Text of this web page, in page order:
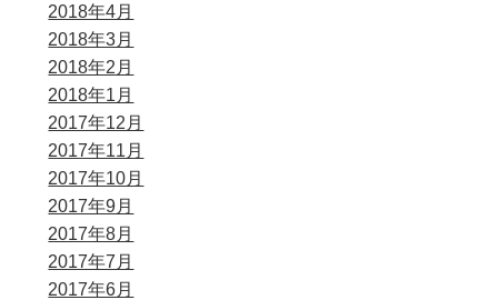
2018年4月
2018年3月
2018年2月
2018年1月
2017年12月
2017年11月
2017年10月
2017年9月
2017年8月
2017年7月
2017年6月